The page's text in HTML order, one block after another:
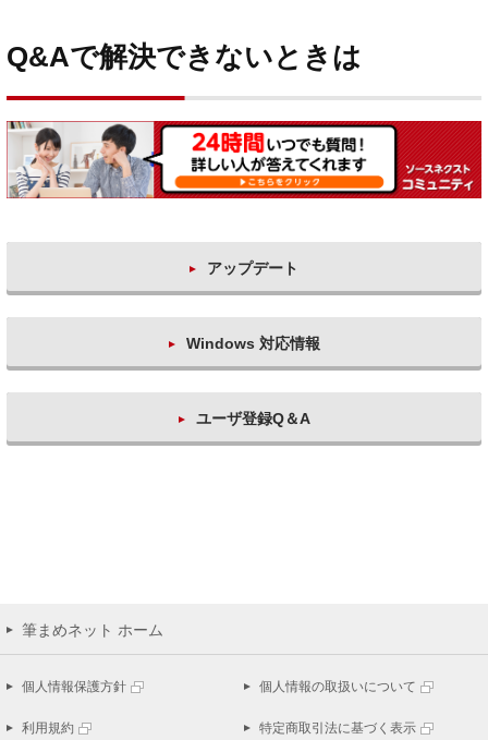
Q&Aで解決できないときは
アップデート
Windows 対応情報
ユーザ登録Q＆A
筆まめネット ホーム
個人情報保護方針 個人情報の取扱いについて
利用規約 特定商取引法に基づく表示